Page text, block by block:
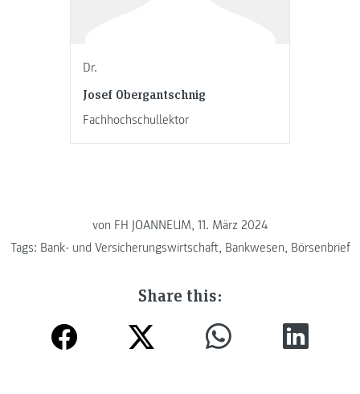
Dr.
Josef Obergantschnig
Fachhochschullektor
von FH JOANNEUM, 11. März 2024
Tags: Bank- und Versicherungswirtschaft, Bankwesen, Börsenbrief
Share this: